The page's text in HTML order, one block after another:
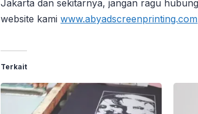
Jakarta dan sekitarnya, jangan ragu
website kamiwww.abyadscreenprinting.com
Terkait